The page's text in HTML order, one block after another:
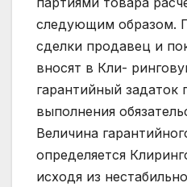
следующим образом.
сделки продавец и
вносят в Кли-
гарантийный задаток
выполнения
Величина
определяется
исходя из